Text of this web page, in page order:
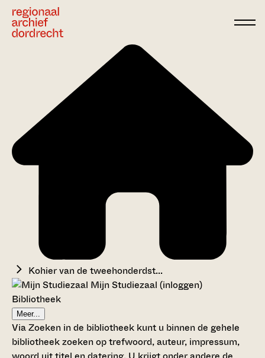
Kohier van de tweehonderdst...
Mijn Studiezaal (inloggen)
Bibliotheek
Meer...
Via Zoeken in de bibliotheek kunt u binnen de gehele
bibliotheek zoeken op trefwoord, auteur, impressum,